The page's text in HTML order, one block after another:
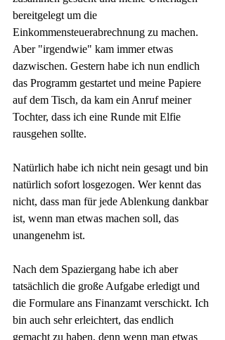
bereitgelegt um die
Einkommensteuerabrechnung zu machen.
Aber "irgendwie" kam immer etwas
dazwischen. Gestern habe ich nun endlich
das Programm gestartet und meine Papiere
auf dem Tisch, da kam ein Anruf meiner
Tochter, dass ich eine Runde mit Elfie
rausgehen sollte.
Natürlich habe ich nicht nein gesagt und bin
natürlich sofort losgezogen. Wer kennt das
nicht, dass man für jede Ablenkung dankbar
ist, wenn man etwas machen soll, das
unangenehm ist.
Nach dem Spaziergang habe ich aber
tatsächlich die große Aufgabe erledigt und
die Formulare ans Finanzamt verschickt. Ich
bin auch sehr erleichtert, das endlich
gemacht zu haben, denn wenn man etwas